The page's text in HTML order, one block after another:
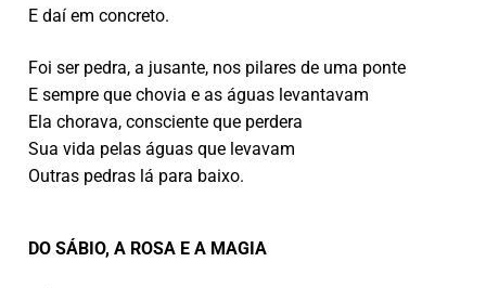
E daí em concreto.
Foi ser pedra, a jusante, nos pilares de uma ponte
E sempre que chovia e as águas levantavam
Ela chorava, consciente que perdera
Sua vida pelas águas que levavam
Outras pedras lá para baixo.
DO SÁBIO, A ROSA E A MAGIA